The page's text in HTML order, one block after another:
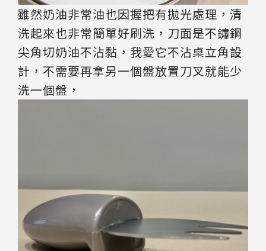
雖然奶油非常油也因握把有拋光處理，清
洗起來也非常簡單好刷洗，刀面是不鏽鋼
尖角切奶油不沾黏，我愛它不沾桌立角設
計，不需要再拿另一個盤放置刀叉就能少
洗一個盤，